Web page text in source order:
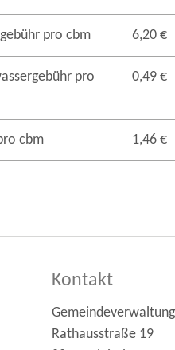
pro cbm 6,20 €
pro
0,49 €
cbm 1,46 €
Kontakt
Rathausstraße 19